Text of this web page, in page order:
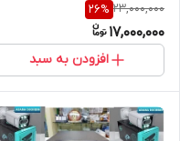
23,000,000
26%
17,000,000
افزودن به سبد